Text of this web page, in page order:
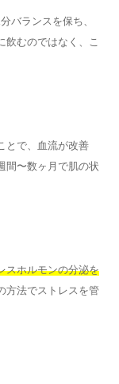
バランスを保ち、
飲むのではなく、こ
とで、血流が改善
間〜数ヶ月で肌の状
スホルモンの分泌を
方法でストレスを管